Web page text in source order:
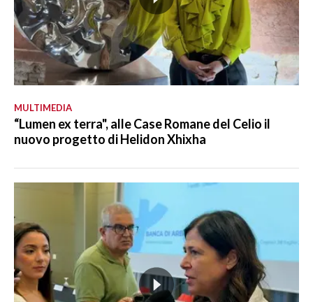
MULTIMEDIA
“Lumen ex terra", alle Case Romane del Celio il
nuovo progetto di Helidon Xhixha